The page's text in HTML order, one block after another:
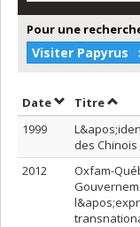
Pour une
Visiter Papyrus
DateTrier par date
TitreTrier
1999
des
2012
Oxfam-